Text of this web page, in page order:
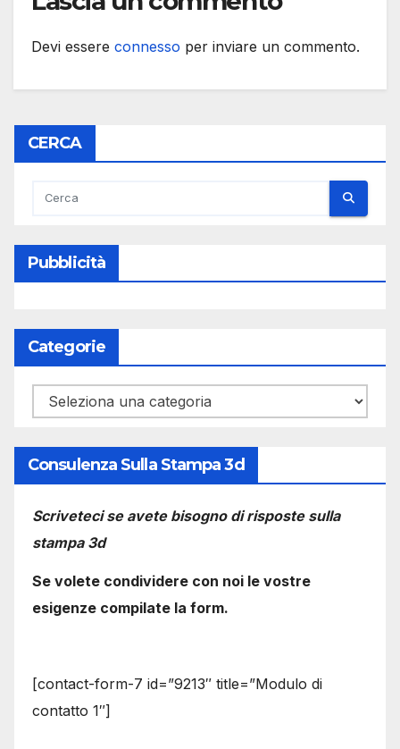
Devi essere connesso per inviare un commento.
CERCA
Pubblicità
Categorie
Categorie
Consulenza Sulla Stampa 3d
Scriveteci se avete bisogno di risposte sulla
stampa 3d
Se volete condividere con noi le vostre
esigenze compilate la form.
[contact-form-7 id=”9213″ title=”Modulo di
contatto 1″]